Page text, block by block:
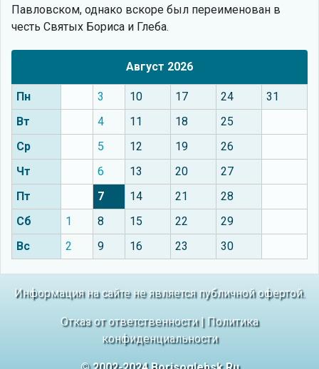
Павловском, однако вскоре был переименован в
честь Святых Бориса и Глеба.
Август 2026
Пн 3 10 17 24
31
Вт
4 11 18
25
Ср
5 12 19
26
Чт
6 13 20
27
Пт
7 14 21
28
Сб
1 8 15 22
29
Вс
2 9 16 23 30
Информация на сайте не является публичной офертой.
Отказ от ответственности| Политика
конфиденциальности